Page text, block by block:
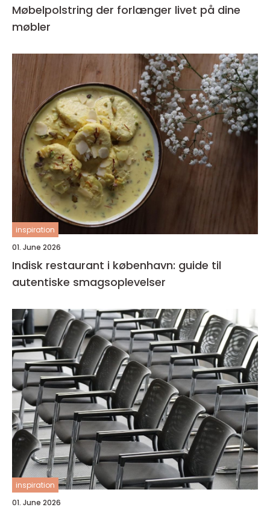
Møbelpolstring der forlænger livet på dine
møbler
inspiration
01. June 2026
Indisk restaurant i københavn: guide til
autentiske smagsoplevelser
inspiration
01. June 2026